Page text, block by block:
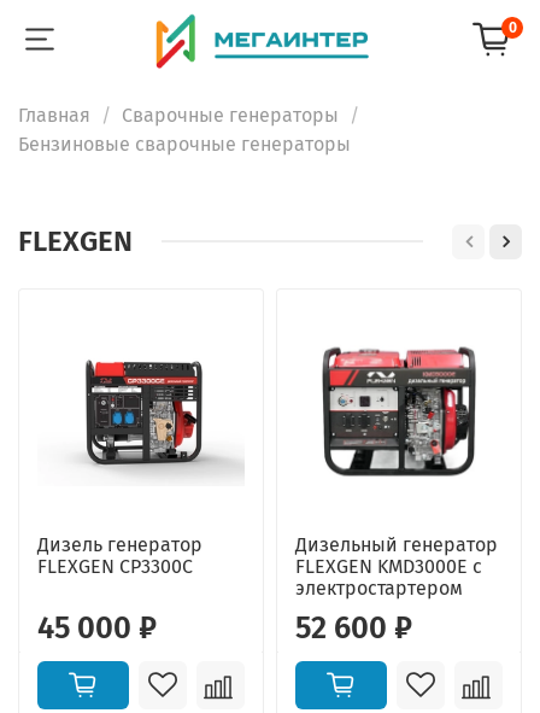
0
Главная
Сварочные генераторы
Бензиновые сварочные генераторы
FLEXGEN
Дизель генератор
FLEXGEN CP3300C
45 000 ₽
Дизельный генератор
FLEXGEN KMD3000E с
электростартером
52 600 ₽